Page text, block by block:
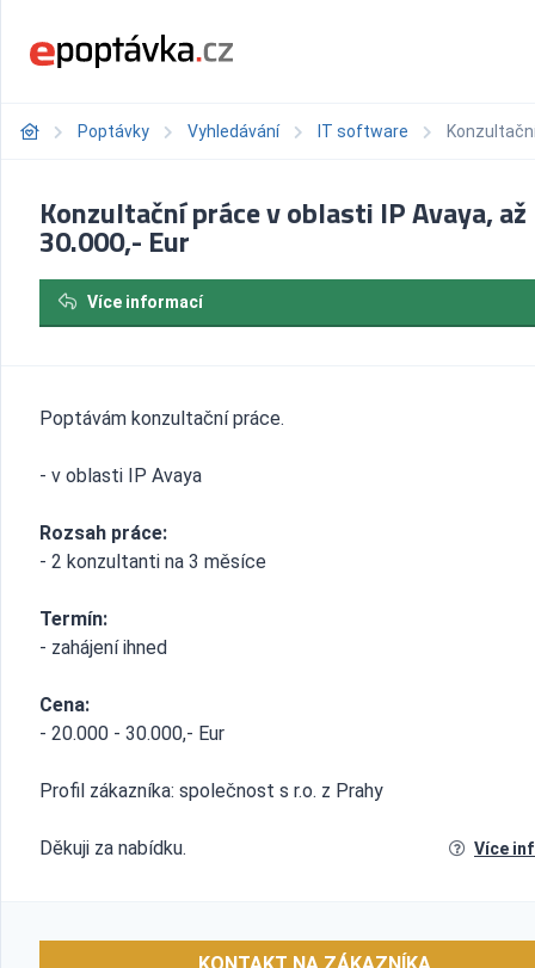
Poptávky Vyhledávání IT software
Konzultační práce v oblasti IP Avaya, až
30.000,- Eur
Více informací
Poptávám konzultační práce.
- v oblasti IP Avaya
Rozsah práce:
- 2 konzultanti na 3 měsíce
Termín:
- zahájení ihned
Cena:
- 20.000 - 30.000,- Eur
Profil zákazníka: společnost s r.o. z Prahy
Děkuji za nabídku. Více